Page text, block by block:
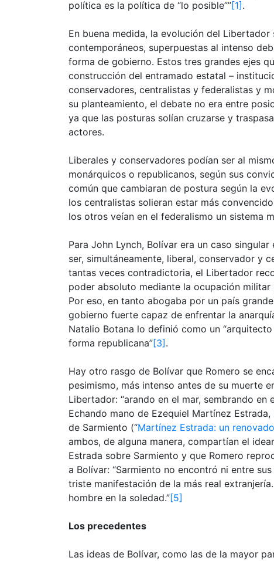
política es la política de “lo posible””[1].
En buena medida, la evolución del
contemporáneos, superpuestas al intenso
forma de gobierno. Estos tres grandes ejes
construcción del entramado estatal –
conservadores, centralistas y federalistas y
su planteamiento, el debate no era entre
ya que las posturas solían cruzarse y
actores.
Liberales y conservadores podían ser al
monárquicos o republicanos, según sus
común que cambiaran de postura según la
los centralistas solieran estar más
los otros veían en el federalismo un sistema
Para John Lynch, Bolívar era un caso
ser, simultáneamente, liberal, conservador y
tantas veces contradictoria, el Libertador
poder absoluto mediante la ocupación
Por eso, en tanto abogaba por un país
gobierno fuerte capaz de enfrentar la
Natalio Botana lo definió como un
forma republicana”[3].
Hay otro rasgo de Bolívar que Romero se
pesimismo, más intenso antes de su muerte
Libertador: “arando en el mar, sembrando
Echando mano de Ezequiel Martínez
de Sarmiento (“Martínez Estrada: un
ambos, de alguna manera, compartían el
Estrada sobre Sarmiento y que Romero
a Bolívar: “Sarmiento no encontró ni entre
triste manifestación de la más real
hombre en la soledad.”[5]
Los precedentes
Las ideas de Bolívar, como las de la mayor